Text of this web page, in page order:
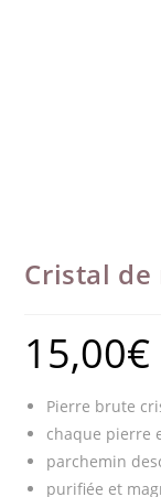
Cristal de
15,00€
Pierre brute
chaque pierre
parchemin
purifiée et